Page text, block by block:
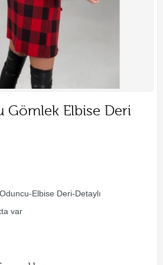
Gömlek Elbise Deri
Elbise Deri-Detaylı
var